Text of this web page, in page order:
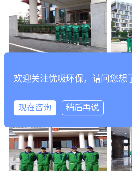
选
品
产
程
部
触
求
支
茁
案例【深圳安居乐寓】室
内空气治理项目深圳安居
乐寓 深圳市安居乐寓
例(学
小学(
址：
禾...
标杆——优吸环保·标杆之
优吸环保·除甲醛工程案
例...
【东莞美豪雅致酒店】室
内空气治理项目东莞美豪
雅致酒店 东莞美豪雅
甲醛项
工程
学广
理
州南
欢迎关注优吸环保，请问您想
现在咨询 稍后再说